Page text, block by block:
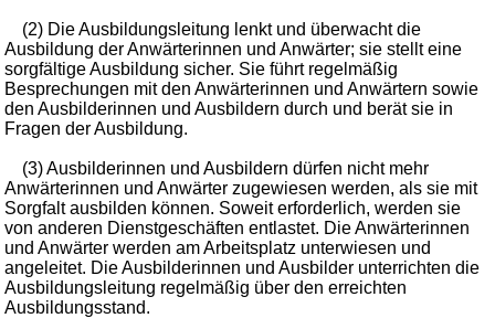
(2) Die Ausbildungsleitung lenkt und überwacht die
Ausbildung der Anwärterinnen und Anwärter; sie stellt eine
sorgfältige Ausbildung sicher. Sie führt regelmäßig
Besprechungen mit den Anwärterinnen und Anwärtern sowie
den Ausbilderinnen und Ausbildern durch und berät sie in
Fragen der Ausbildung.
(3) Ausbilderinnen und Ausbildern dürfen nicht mehr
Anwärterinnen und Anwärter zugewiesen werden, als sie mit
Sorgfalt ausbilden können. Soweit erforderlich, werden sie
von anderen Dienstgeschäften entlastet. Die Anwärterinnen
und Anwärter werden am Arbeitsplatz unterwiesen und
angeleitet. Die Ausbilderinnen und Ausbilder unterrichten die
Ausbildungsleitung regelmäßig über den erreichten
Ausbildungsstand.